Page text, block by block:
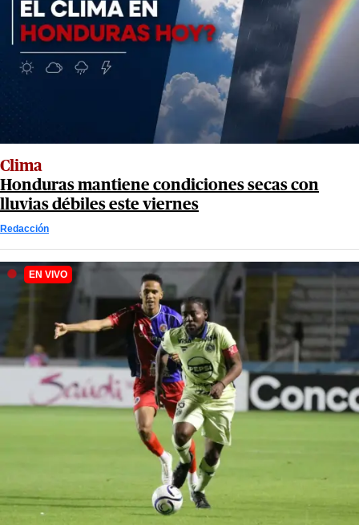
Clima
Honduras mantiene condiciones secas con
lluvias débiles este viernes
Redacción